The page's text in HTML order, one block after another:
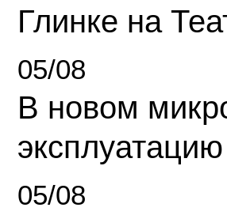
Глинке на
05/08
В новом
05/08